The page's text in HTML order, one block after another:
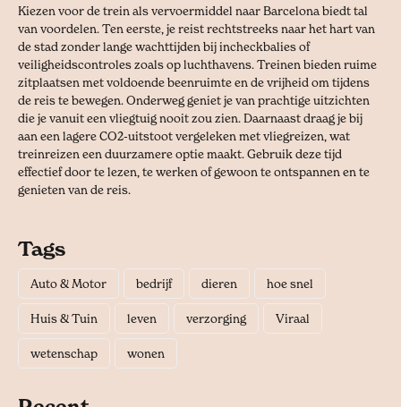
Kiezen voor de trein als vervoermiddel naar Barcelona biedt tal
van voordelen. Ten eerste, je reist rechtstreeks naar het hart van
de stad zonder lange wachttijden bij incheckbalies of
veiligheidscontroles zoals op luchthavens. Treinen bieden ruime
zitplaatsen met voldoende beenruimte en de vrijheid om tijdens
de reis te bewegen. Onderweg geniet je van prachtige uitzichten
die je vanuit een vliegtuig nooit zou zien. Daarnaast draag je bij
aan een lagere CO2-uitstoot vergeleken met vliegreizen, wat
treinreizen een duurzamere optie maakt. Gebruik deze tijd
effectief door te lezen, te werken of gewoon te ontspannen en te
genieten van de reis.
Tags
Auto & Motor bedrijf dieren hoe snel
Huis & Tuin leven verzorging Viraal
wetenschap wonen